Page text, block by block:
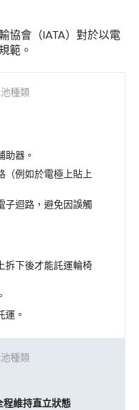
協會（IATA）對於以電
範。
助器。
（例如於電極上貼上
子迴路，避免因誤觸
拆下後才能託運輪椅
運。
程維持直立狀態